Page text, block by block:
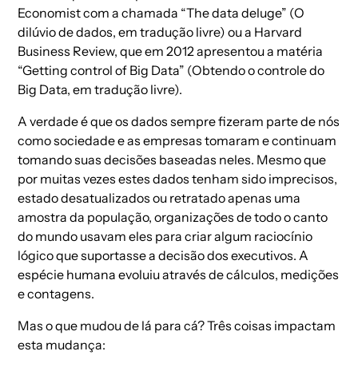
Economist com a chamada “The data deluge” (O
dilúvio de dados, em tradução livre) ou a Harvard
Business Review, que em 2012 apresentou a matéria
“Getting control of Big Data” (Obtendo o controle do
Big Data, em tradução livre).
A verdade é que os dados sempre fizeram parte de nós
como sociedade e as empresas tomaram e continuam
tomando suas decisões baseadas neles. Mesmo que
por muitas vezes estes dados tenham sido imprecisos,
estado desatualizados ou retratado apenas uma
amostra da população, organizações de todo o canto
do mundo usavam eles para criar algum raciocínio
lógico que suportasse a decisão dos executivos. A
espécie humana evoluiu através de cálculos, medições
e contagens.
Mas o que mudou de lá para cá? Três coisas impactam
esta mudança: